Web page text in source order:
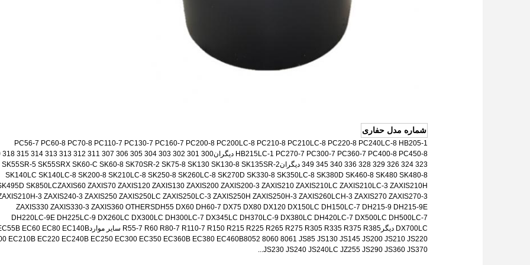
شماره مدل حفاری
PC56-7 PC60-8 PC70-8 PC110-7 PC130-7 PC160-7 PC200-8 PC200LC-8 PC210-8 PC210LC-8 PC220-8 PC240LC-8 HB205-1
HB215LC-1 PC270-7 PC300-7 PC360-7 PC400-8 PC450-8 دیگران
323 324 326 329 328 336 340 345 349 دیگران
SK55SR-5 SK55SRX SK60-C SK60-8 SK70SR-2 SK75-8 SK130 SK130-8 SK135SR-2
SK140LC SK140LC-8 SK200-8 SK210LC-8 SK250-8 SK260LC-8 SK270D SK330-8 SK350LC-8 SK380D SK460-8 SK480 SK480-8
SK850LCZAXIS60 ZAXIS70 ZAXIS120 ZAXIS130 ZAXIS200 ZAXIS200-3 ZAXIS210 ZAXIS210LC ZAXIS210LC-3 ZAXIS210H
3 ZAXIS240-3 ZAXIS250 ZAXIS250LC ZAXIS250LC-3 ZAXIS250H ZAXIS250H-3 ZAXIS260LCH-3 ZAXIS270 ZAXIS270-3
ZAXIS330 ZAXIS330-3 ZAXIS360 OTHERSDH55 DX60 DH60-7 DX75 DX80 DX120 DX150LC DH150LC-7 DH215-9 DH215-9E
DH220LC-9E DH225LC-9 DX260LC DX300LC DH300LC-7 DX345LC DH370LC-9 DX380LC DH420LC-7 DX500LC DH500LC-7
DX700LC دیگر
R55-7 R60 R80-7 R110-7 R150 R215 R225 R265 R275 R305 R335 R375 R385 سایر موارد
EC60 EC80 EC140B
EC210B EC220 EC240B EC250 EC300 EC350 EC360B EC380 EC460B8052 8060 8061 JS85 JS130 JS145 JS200 JS210 JS220
JS230 JS240 JS240LC JZ255 JS290 JS360 JS370...